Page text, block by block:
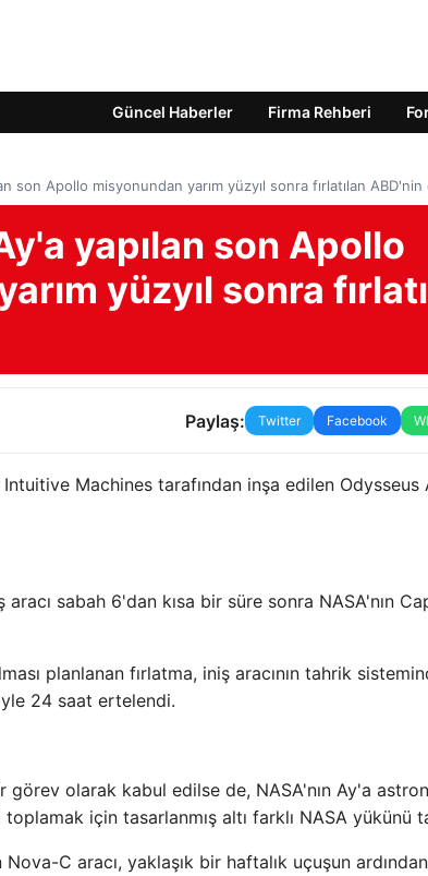
Güncel Haberler Firma Rehberi
son Apollo misyonundan yarım yüzyıl sonra fırlatılan ABD'nin
yapılan son Apollo
yüzyıl sonra
Paylaş: Twitter Facebook
Machines tarafından inşa edilen Odysseus
sabah 6'dan kısa bir süre sonra NASA'nın
planlanan fırlatma, iniş aracının tahrik
24 saat ertelendi.
olarak kabul edilse de, NASA'nın Ay'a
için tasarlanmış altı farklı NASA yükünü
C aracı, yaklaşık bir haftalık uçuşun